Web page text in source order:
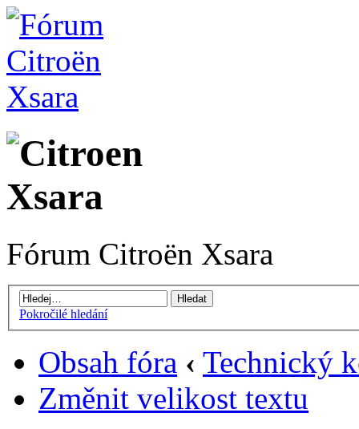
Fórum Citroën Xsara
Pokročilé hledání
Obsah fóra ‹ Technický
Změnit velikost textu